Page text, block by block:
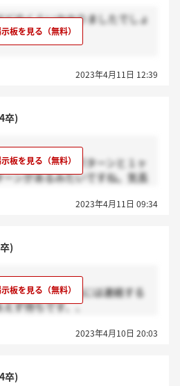
のくらいかかりましたでしょ
2023年4月11日 12:39
卒)
ると言われたパターンと１ヶ
ンがあるみたいですね。気長
2023年4月11日 09:34
)
合は1ヶ月以内には連絡する
ず待ちです、、
2023年4月10日 20:03
卒)